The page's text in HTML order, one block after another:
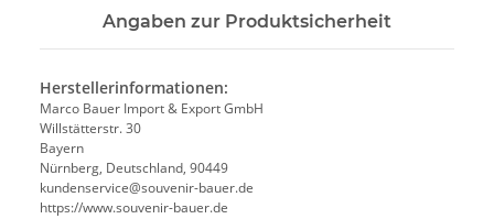
Angaben zur Produktsicherheit
Herstellerinformationen:
Marco Bauer Import & Export GmbH
Willstätterstr. 30
Bayern
Nürnberg, Deutschland, 90449
kundenservice@souvenir-bauer.de
https://www.souvenir-bauer.de